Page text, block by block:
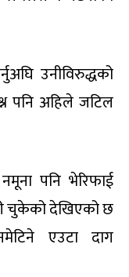
उनीविरुद्धको
पनि अहिले जटिल
पनि भेरिफाई
चुकेको देखिएको छ
एउटा दाग